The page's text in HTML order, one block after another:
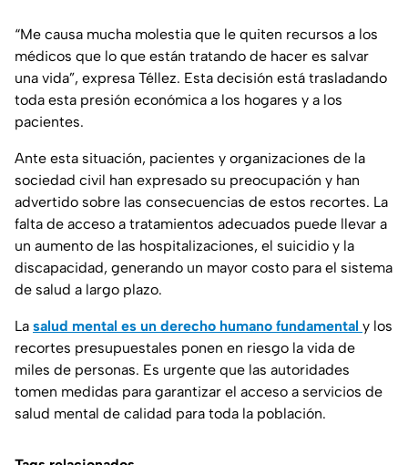
“Me causa mucha molestia que le quiten recursos a los
médicos que lo que están tratando de hacer es salvar
una vida”, expresa Téllez. Esta decisión está trasladando
toda esta presión económica a los hogares y a los
pacientes.
Ante esta situación, pacientes y organizaciones de la
sociedad civil han expresado su preocupación y han
advertido sobre las consecuencias de estos recortes. La
falta de acceso a tratamientos adecuados puede llevar a
un aumento de las hospitalizaciones, el suicidio y la
discapacidad, generando un mayor costo para el sistema
de salud a largo plazo.
La salud mental es un derecho humano fundamental y los
recortes presupuestales ponen en riesgo la vida de
miles de personas. Es urgente que las autoridades
tomen medidas para garantizar el acceso a servicios de
salud mental de calidad para toda la población.